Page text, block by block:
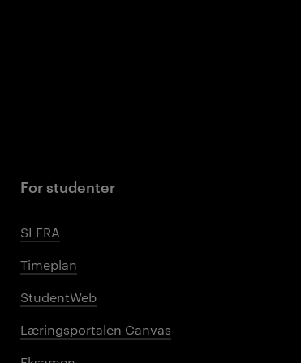
For studenter
SI FRA
Timeplan
StudentWeb
Læringsportalen Canvas